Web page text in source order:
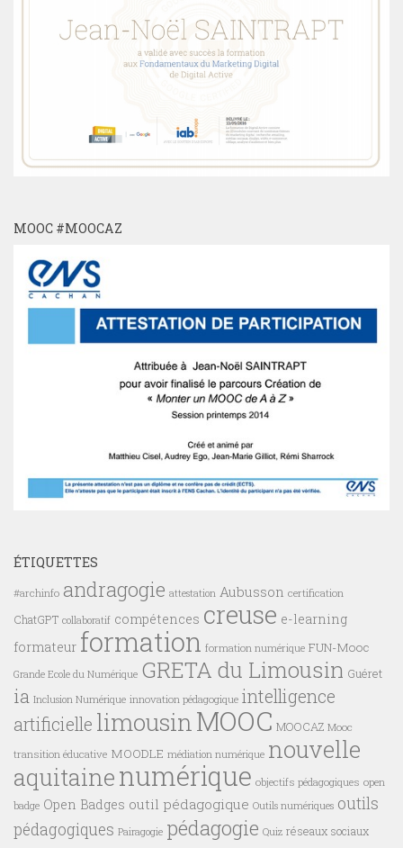
MOOC #MOOCAZ
ÉTIQUETTES
#archinfo andragogie attestation Aubusson certification
ChatGPT collaboratif compétences creuse e-learning
formateur formation formation numérique FUN-Mooc
Grande Ecole du Numérique GRETA du Limousin Guéret
ia Inclusion Numérique innovation pédagogique intelligence
artificielle limousin MOOC MOOCAZ Mooc
transition éducative MOODLE médiation numérique nouvelle
aquitainenumérique objectifs pédagogiques open
badge Open Badges outil pédagogique Outils numériques outils
pédagogiques Pairagogie pédagogie Quiz réseaux sociaux